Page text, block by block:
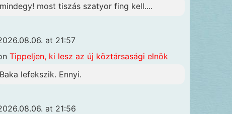
mindegy! most tiszás szatyor fing kell....
at 21:57
Tippeljen, ki lesz az új köztársasági elnök
Baka lefekszik. Ennyi.
at 21:56